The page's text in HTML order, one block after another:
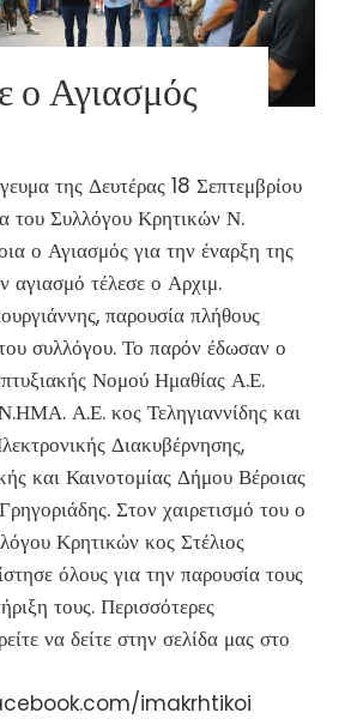
ο Αγιασμός
της Δευτέρας 18 Σεπτεμβρίου
του Συλλόγου Κρητικών Ν.
ο Αγιασμός για την έναρξη της
αγιασμό τέλεσε ο Αρχιμ.
παρουσία πλήθους
συλλόγου. Το παρόν έδωσαν ο
Νομού Ημαθίας Α.Ε.
Α.Ε. κος Τεληγιαννίδης και
Διακυβέρνησης,
και Καινοτομίας Δήμου Βέροιας
Στον χαιρετισμό του ο
Κρητικών κος Στέλιος
όλους για την παρουσία τους
τους. Περισσότερες
να δείτε στην σελίδα μας στο
imakrhtikoi